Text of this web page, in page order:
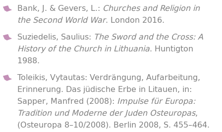
Bank, J. & Gevers, L.: Churches and Religion in
the Second World War. London 2016.
Suziedelis, Saulius: The Sword and the Cross: A
History of the Church in Lithuania. Huntigton
1988.
Toleikis, Vytautas: Verdrängung, Aufarbeitung,
Erinnerung. Das jüdische Erbe in Litauen, in:
Sapper, Manfred (2008): Impulse für Europa:
Tradition und Moderne der Juden Osteuropas,
(Osteuropa 8–10/2008). Berlin 2008, S. 455–464.